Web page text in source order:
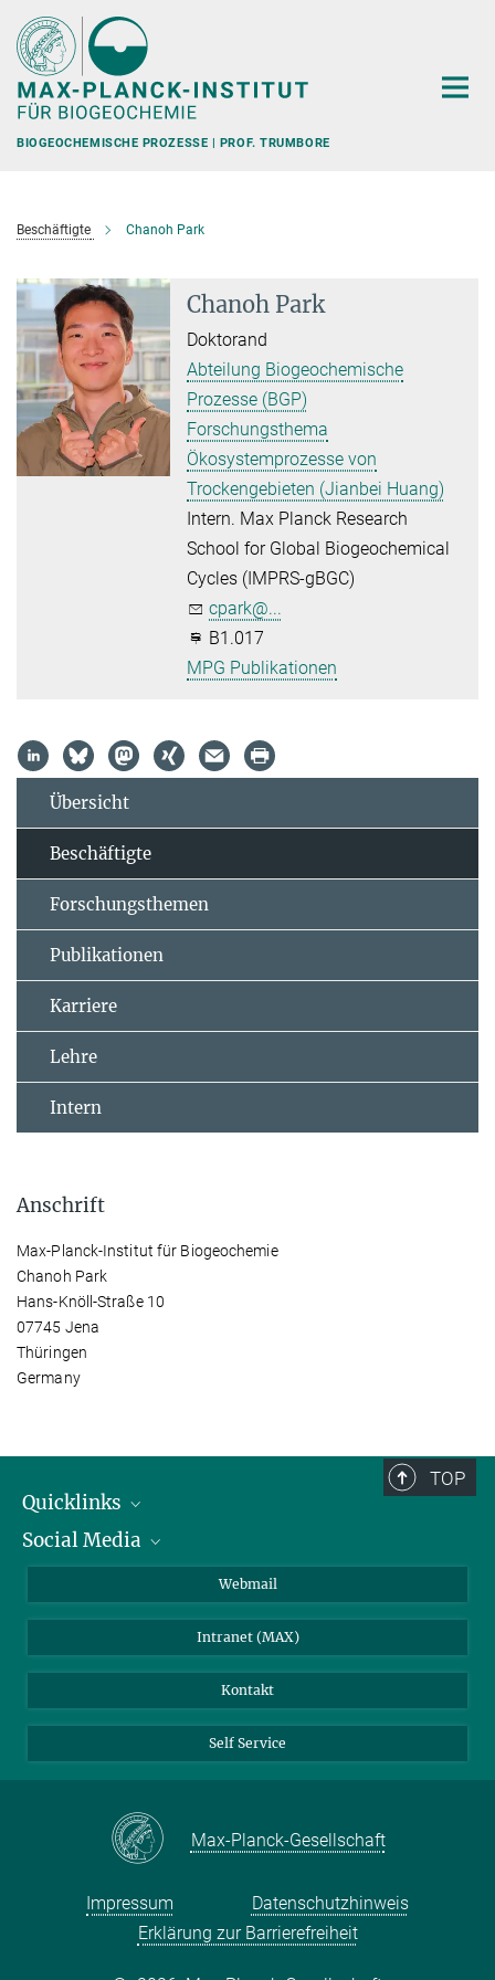
Hauptinhalt
BIOGEOCHEMISCHE PROZESSE | PROF. TRUMBORE
Beschäftigte Chanoh Park
Chanoh Park
Doktorand
Abteilung Biogeochemische
Prozesse (BGP)
Forschungsthema
Ökosystemprozesse von
Trockengebieten (Jianbei Huang)
Intern. Max Planck Research
School for Global Biogeochemical
Cycles (IMPRS-gBGC)
cpark@...
B1.017
MPG Publikationen
Übersicht
Beschäftigte
Forschungsthemen
Publikationen
Karriere
Lehre
Intern
Anschrift
Max-Planck-Institut für Biogeochemie
Chanoh Park
Hans-Knöll-Straße 10
07745 Jena
Thüringen
Germany
TOP
Quicklinks
IMPRS Graduiertenschule
Wetterstation
Social Media
BlueSky
Webmail
Intranet (MAX)
Kontakt
Self Service
Max-Planck-Gesellschaft
Impressum
Datenschutzhinweis
Erklärung zur Barrierefreiheit